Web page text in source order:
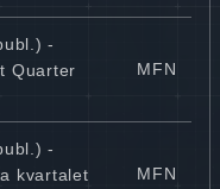
-
Quarter
MFN
-
kvartalet
MFN